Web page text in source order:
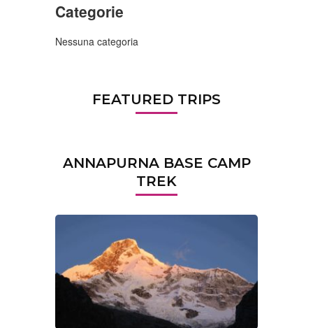
Categorie
Nessuna categoria
FEATURED TRIPS
ANNAPURNA BASE CAMP
TREK